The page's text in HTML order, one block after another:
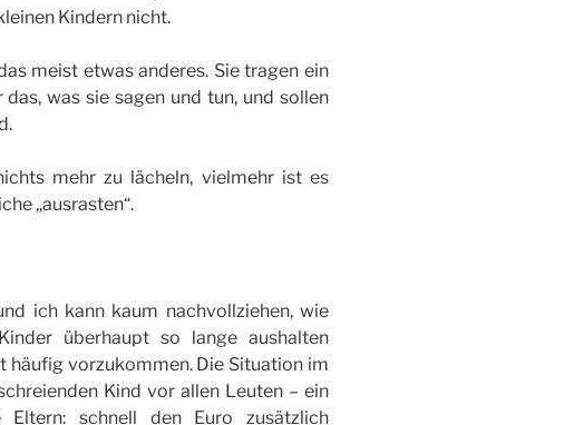
Kindern nicht.
meist etwas anderes. Sie tragen ein
was sie sagen und tun, und sollen
mehr zu lächeln, vielmehr ist es
„ausrasten“.
ich kann kaum nachvollziehen, wie
überhaupt so lange aushalten
häufig vorzukommen. Die Situation im
Kind vor allen Leuten – ein
schnell den Euro zusätzlich